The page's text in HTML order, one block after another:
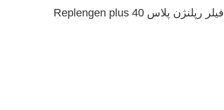
فیلر رپلنژن پلاس Replengen plus 40